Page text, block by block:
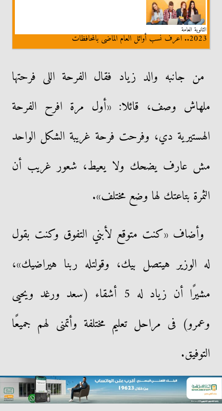
الثانوية العامة
2023.. اعرف نسب أوائل العام الماضي بالمحافظات
من جانبه والد زياد فقال الفرحة اللى فرحتها
ملهاش وصف، قائلا: «أول مرة افرح الفرحة
الهستيرية دي، وفرحت فرحة غريبة الشكل الواحد
مش عارف يضحك ولا يعيط، شعور غريب أن
الثمرة بتاعتك لها وضع مختلف».
وأضاف «كنت متوقع لأبني التفوق وكنت بقول
له الوزير هيتصل بيك، وقولتله ربنا هيراضيك»،
مشيرًا أن زياد له 5 أشقاء (سعد ورغد ويحيى
وعمرو) فى مراحل تعليم مختلفة وأتمنى لهم جميعًا
التوفيق.